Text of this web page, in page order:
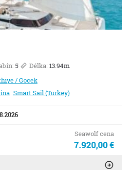
5 Délka: 13.94m
/ Gocek
Smart Sail (Turkey)
Seawolf cena
7.920,00 €